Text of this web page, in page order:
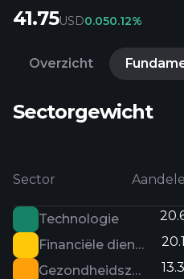
41.75USD0.050.12%
Overzicht
Sectorgewicht
Sector
Technologie
Financiële diensten
Gezondheidszorg